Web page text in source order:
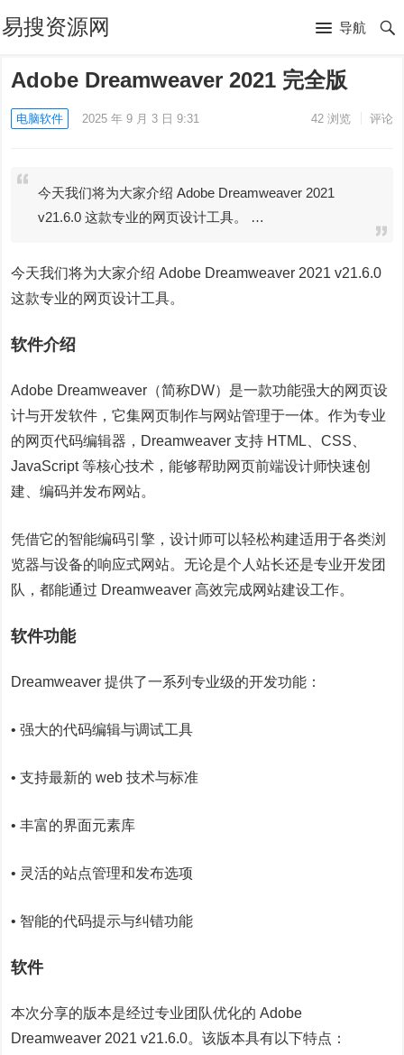
易搜资源网 导航
Adobe Dreamweaver 2021 完全版
电脑软件 2025 年 9 月 3 日 9:31 42浏览 评论
今天我们将为大家介绍 Adobe Dreamweaver 2021
v21.6.0 这款专业的网页设计工具。 …
今天我们将为大家介绍 Adobe Dreamweaver 2021 v21.6.0
这款专业的网页设计工具。
软件介绍
Adobe Dreamweaver（简称DW）是一款功能强大的网页设
计与开发软件，它集网页制作与网站管理于一体。作为专业
的网页代码编辑器，Dreamweaver 支持 HTML、CSS、
JavaScript 等核心技术，能够帮助网页前端设计师快速创
建、编码并发布网站。
凭借它的智能编码引擎，设计师可以轻松构建适用于各类浏
览器与设备的响应式网站。无论是个人站长还是专业开发团
队，都能通过 Dreamweaver 高效完成网站建设工作。
软件功能
Dreamweaver 提供了一系列专业级的开发功能：
• 强大的代码编辑与调试工具
• 支持最新的 web 技术与标准
• 丰富的界面元素库
• 灵活的站点管理和发布选项
• 智能的代码提示与纠错功能
软件
本次分享的版本是经过专业团队优化的 Adobe
Dreamweaver 2021 v21.6.0。该版本具有以下特点：